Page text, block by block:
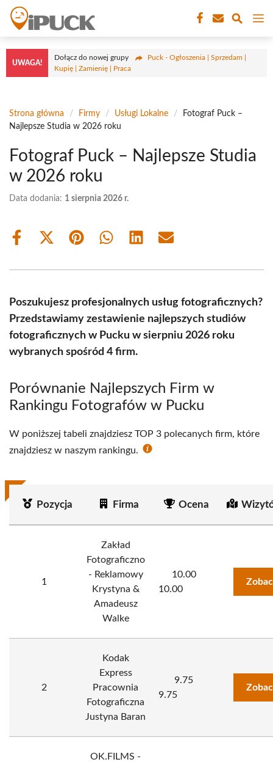
Przejdź
treści
UWAGA!
Dołącz do nowej grupy
Puck - Ogłoszenia | Sprzedam |
Kupię | Zamienię | Praca
Strona główna / Firmy / Usługi Lokalne /
Fotograf Puck –
Najlepsze Studia w 2026 roku
Fotograf Puck – Najlepsze Studia
w 2026 roku
Data dodania: 1 sierpnia 2026 r.
Share
Share
(Twitter)
Share Share Share Share
Poszukujesz profesjonalnych usług fotograficznych?
Przedstawiamy zestawienie najlepszych studiów
fotograficznych w Pucku w sierpniu 2026 roku
wybranych spośród 4 firm.
Porównanie Najlepszych Firm w
Rankingu Fotografów w Pucku
W poniższej tabeli znajdziesz TOP 3 polecanych firm, które
znajdziesz w naszym rankingu.
Pozycja Firma Ocena
1
Zakład
Fotograficzno
- Reklamowy
Krystyna &
Amadeusz
Walke
10.00
10.00
2
Kodak
Express
Pracownia
Fotograficzna
Justyna Baran
9.75
9.75
OK.FILMS -